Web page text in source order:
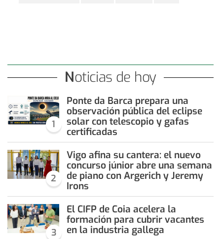
Noticias de hoy
1
Ponte da Barca prepara una
observación pública del eclipse
solar con telescopio y gafas
certificadas
2
Vigo afina su cantera: el nuevo
concurso júnior abre una semana
de piano con Argerich y Jeremy
Irons
3
El CIFP de Coia acelera la
formación para cubrir vacantes
en la industria gallega